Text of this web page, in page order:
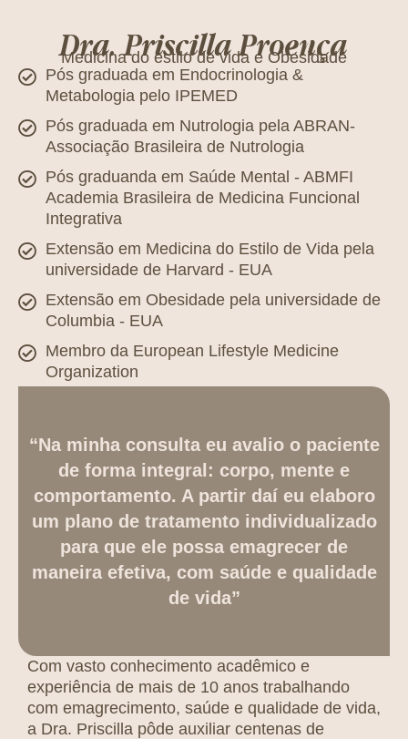
Dra. Priscilla Proença
Medicina do estilo de vida e Obesidade
Pós graduada em Endocrinologia &
Metabologia pelo IPEMED
Pós graduada em Nutrologia pela ABRAN-
Associação Brasileira de Nutrologia
Pós graduanda em Saúde Mental - ABMFI
Academia Brasileira de Medicina Funcional
Integrativa
Extensão em Medicina do Estilo de Vida pela
universidade de Harvard - EUA
Extensão em Obesidade pela universidade de
Columbia - EUA
Membro da European Lifestyle Medicine
Organization
“Na minha consulta eu avalio o paciente
de forma integral: corpo, mente e
comportamento. A partir daí eu elaboro
um plano de tratamento individualizado
para que ele possa emagrecer de
maneira efetiva, com saúde e qualidade
de vida”
Com vasto conhecimento acadêmico e
experiência de mais de 10 anos trabalhando
com emagrecimento, saúde e qualidade de vida,
a Dra. Priscilla pôde auxiliar centenas de